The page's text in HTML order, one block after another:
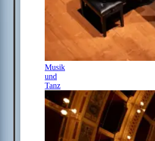
Musik
und
Tanz